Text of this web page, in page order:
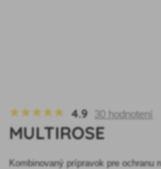
4.9 30 hodnotení
MULTIROSE
Kombinovaný prípravok pre ochranu